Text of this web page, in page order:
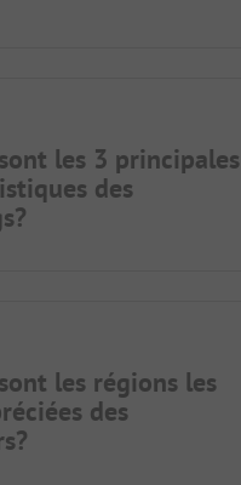
les 3 principales
des
les régions les
des